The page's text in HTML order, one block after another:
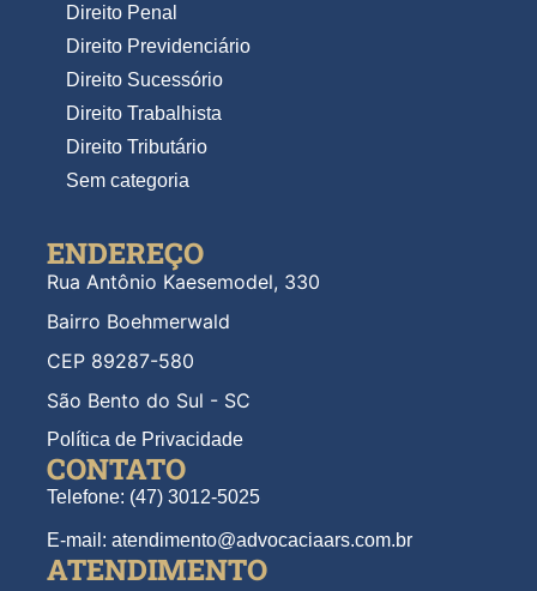
Direito Penal
Direito Previdenciário
Direito Sucessório
Direito Trabalhista
Direito Tributário
Sem categoria
ENDEREÇO
Rua Antônio Kaesemodel, 330
Bairro Boehmerwald
CEP 89287-580
São Bento do Sul - SC
Política de Privacidade
CONTATO
Telefone: (47) 3012-5025
E-mail: atendimento@advocaciaars.com.br
ATENDIMENTO